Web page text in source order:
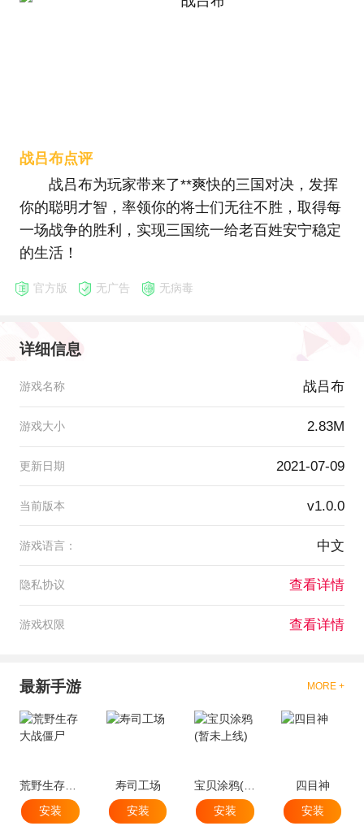
战吕布点评
战吕布为玩家带来了**爽快的三国对决，发挥
你的聪明才智，率领你的将士们无往不胜，取得每
一场战争的胜利，实现三国统一给老百姓安宁稳定
的生活！
官方版 无广告 无病毒
详细信息
游戏名称 战吕布
游戏大小 2.83M
更新日期 2021-07-09
当前版本 v1.0.0
游戏语言： 中文
隐私协议 查看详情
游戏权限 查看详情
最新手游 MORE +
荒野生存大战僵尸
安装
寿司工场
安装
宝贝涂鸦(暂未上线)
安装
四目神
安装